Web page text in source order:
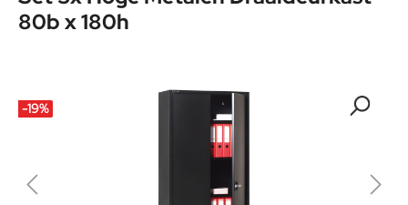
80b x 180h
-19%